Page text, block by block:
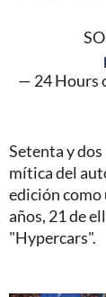
— 24 Hours
Setenta y
mítica del
edición como
años, 21 de
"Hypercars".